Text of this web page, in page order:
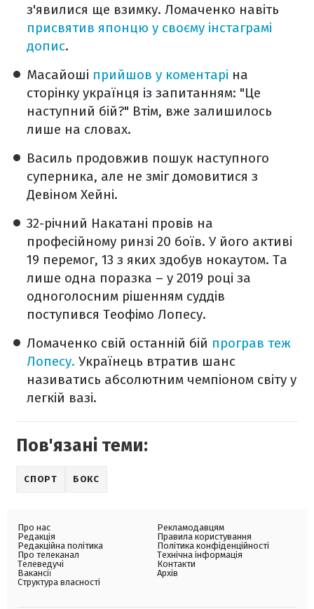
з'явилися ще взимку. Ломаченко навіть
присвятив японцю у своєму інстаграмі
допис.
Масайоші прийшов у коментарі на
сторінку українця із запитанням: "Це
наступний бій?" Втім, вже залишилось
лише на словах.
Василь продовжив пошук наступного
суперника, але не зміг домовитися з
Девіном Хейні.
32-річний Накатані провів на
професійному ринзі 20 боїв. У його активі
19 перемог, 13 з яких здобув нокаутом. Та
лише одна поразка – у 2019 році за
одноголосним рішенням суддів
поступився Теофімо Лопесу.
Ломаченко свій останній бій програв теж
Лопесу. Українець втратив шанс
називатись абсолютним чемпіоном світу у
легкій вазі.
Пов'язані теми:
СПОРТ БОКС
Про нас
Редакція
Редакційна політика
Про телеканал
Телеведучі
Вакансії
Структура власності
Рекламодавцям
Правила користування
Політика конфіденційності
Технічна інформація
Контакти
Архів